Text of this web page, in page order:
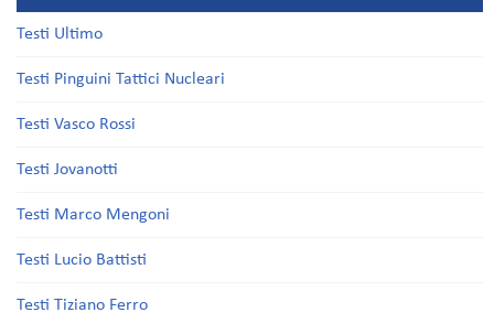
Testi Ultimo
Testi Pinguini Tattici Nucleari
Testi Vasco Rossi
Testi Jovanotti
Testi Marco Mengoni
Testi Lucio Battisti
Testi Tiziano Ferro